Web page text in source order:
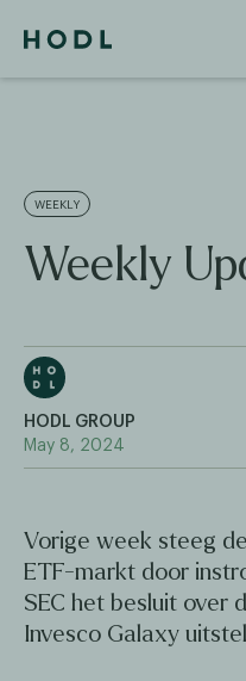
WEEKLY
Weekly
HODL GROUP
May 8, 2024
Vorige week steeg
ETF-markt door
SEC het besluit over
Invesco Galaxy